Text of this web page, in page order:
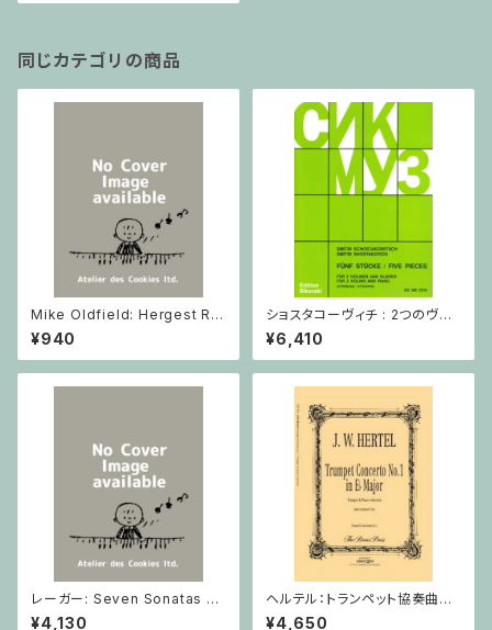
同じカテゴリの商品
Mike Oldfield: Hergest Rid
ge / ピアノ
¥940
ショスタコーヴィチ : 2つのヴァ
イオリンとピアノのための 5つの
小品 / ヴァイオリン2とピアノ
¥6,410
レーガー: Seven Sonatas o
p. 91 Heft 2 / ヴァイオリン
¥4,130
ヘルテル：トランペット協奏曲第1
番 変ホ長調/トランペット・ピア
¥4,650